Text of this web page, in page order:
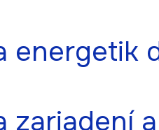
energetik
zariadení